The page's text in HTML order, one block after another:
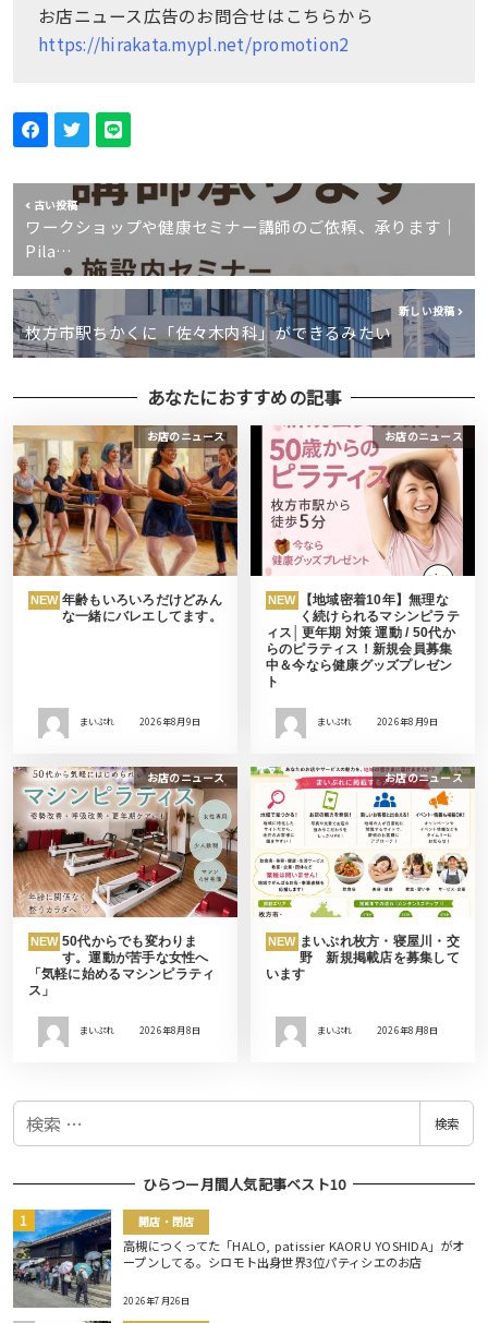
お店ニュース広告のお問合せはこちらから
https://hirakata.mypl.net/promotion2
古い投稿
ワークショップや健康セミナー講師のご依頼、承ります｜
Pila…
新しい投稿
枚方市駅ちかくに「佐々木内科」ができるみたい
あなたにおすすめの記事
お店のニュース
NEW 年齢もいろいろだけどみん
な一緒にバレエしてます。
まいぷれ 2026年8月9日
お店のニュース
NEW
【地域密着10年】無理な
く続けられるマシンピラテ
ィス│更年期 対策 運動 / 50代か
らのピラティス！新規会員募集
中＆今なら健康グッズプレゼン
ト
まいぷれ 2026年8月9日
お店のニュース
NEW 50代からでも変わりま
す。運動が苦手な女性へ
「気軽に始めるマシンピラティ
ス」
まいぷれ 2026年8月8日
お店のニュース
NEW まいぷれ枚方・寝屋川・交
野 新規掲載店を募集して
います
まいぷれ 2026年8月8日
検
検索
ひらつー月間人気記事ベスト10
開店・閉店
高槻につくってた「HALO, patissier KAORU YOSHIDA」がオ
ープンしてる。シロモト出身世界3位パティシエのお店
2026年7月26日